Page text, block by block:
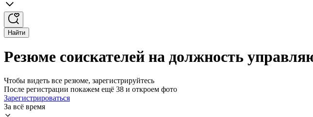
Найти
Резюме соискателей на должность
Чтобы видеть все резюме, зарегистрируйтесь
После регистрации покажем ещё 38 и откроем фото
Зарегистрироваться
За всё время